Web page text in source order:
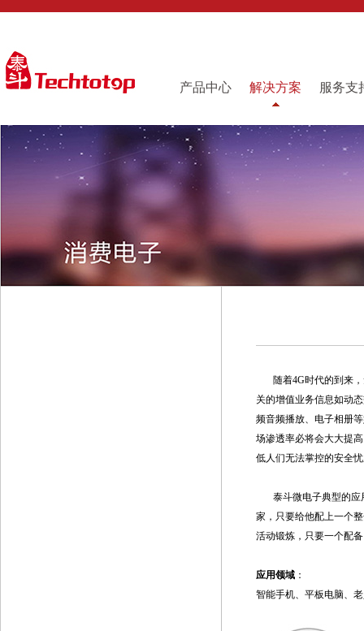
产品中心 解决方案 服务支
随着4G时代的到来，
关的增值业务信息如动
频音频播放、电子相册
场渗透率必将会大大提
低人们无法掌控的安全
泰斗微电子典型的应
家，只要给他配上一个
活动锻炼，只要一个配
应用领域 ：
智能手机、平板电脑、